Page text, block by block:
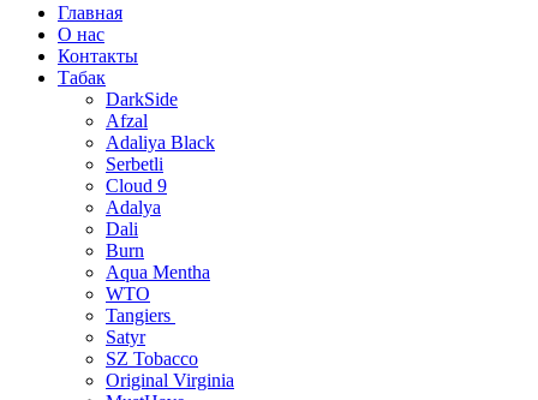
Главная
О нас
Контакты
Табак
DarkSide
Afzal
Adaliya Black
Serbetli
Cloud 9
Adalya
Dali
Burn
Aqua Mentha
WTO
Tangiers
Satyr
SZ Tobacco
Original Virginia